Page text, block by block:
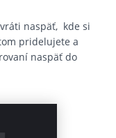
naspäť, kde si
pridelujete a
naspäť do